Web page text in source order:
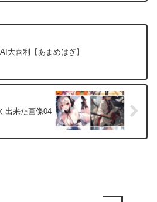
AI大喜利【あまめはぎ】
出来た画像04